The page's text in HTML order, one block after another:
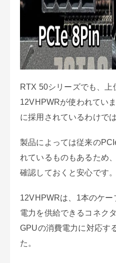
RTX 50シリーズでも、上
12VHPWRが使われてい
に採用されているわけで
製品によっては従来の
れているものもあるため
確認しておくと安心です。
12VHPWRは、1本のケ
電力を供給できるコネク
GPUの消費電力に対応す
た。